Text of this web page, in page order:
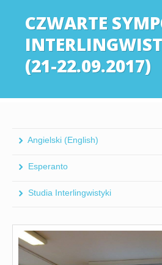
CZWARTE
(21-22.09.2017)
Angielski (English)
Esperanto
Studia Interlingwistyki